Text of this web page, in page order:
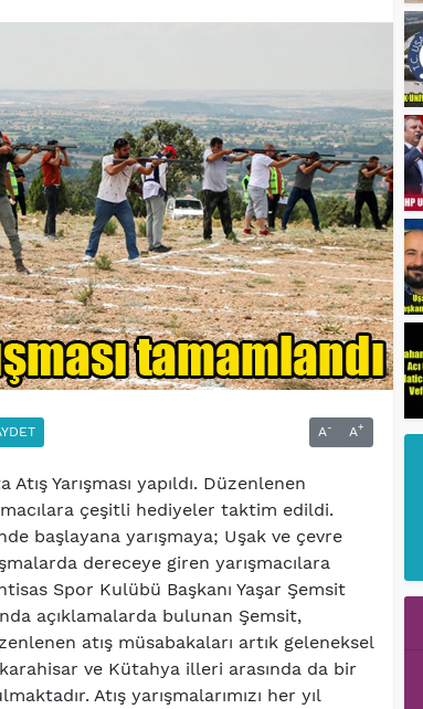
A- A+
Yarışması yapıldı. Düzenlenen
çeşitli hediyeler taktim edildi.
başlayana yarışmaya; Uşak ve çevre
dereceye giren yarışmacılara
Spor Kulübü Başkanı Yaşar Şemsit
açıklamalarda bulunan Şemsit,
atış müsabakaları artık geleneksel
ve Kütahya illeri arasında da bir
Atış yarışmalarımızı her yıl